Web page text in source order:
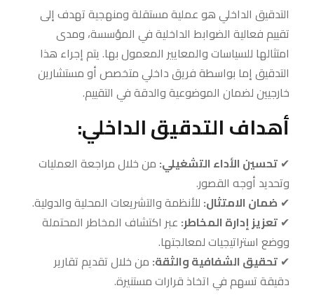
التدقيق الداخلي هو عملية مستقلة ومنهجية تهدف إلى
تقييم فعالية الضوابط الداخلية في المؤسسة، ومدى
امتثالها للسياسات والمعايير المعمول بها. يتم إجراء هذا
التدقيق إما بواسطة فريق داخلي متخصص أو مستشارين
خارجيين لضمان الموضوعية والدقة في التقييم.
أهداف التدقيق الداخلي:
✔ تحسين الأداء التشغيلي: من خلال مراجعة العمليات
وتحديد أوجه القصور.
✔ ضمان الامتثال: للأنظمة والتشريعات المحلية والدولية.
✔ تعزيز إدارة المخاطر: عبر اكتشاف المخاطر المحتملة
ووضع استراتيجيات لمعالجتها.
✔ تحقيق الشفافية والثقة: من خلال تقديم تقارير
دقيقة تسهم في اتخاذ قرارات مستنيرة.